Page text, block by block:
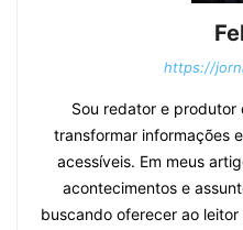
https://
Sou redator e
transformar informações
acessíveis. Em meus
acontecimentos e
buscando oferecer ao